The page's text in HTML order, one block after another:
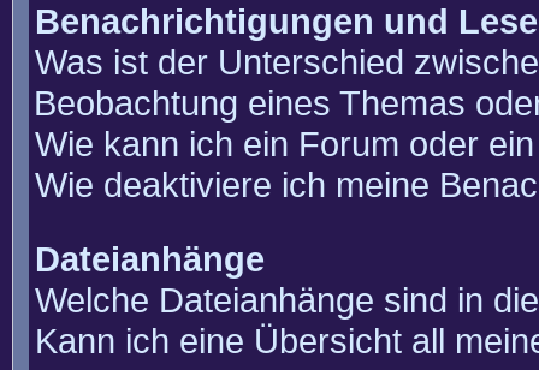
Benachrichtigungen und
Was ist der Unterschied
Beobachtung eines Themas
Wie kann ich ein Forum oder
Wie deaktiviere ich meine
Dateianhänge
Welche Dateianhänge sind in
Kann ich eine Übersicht all